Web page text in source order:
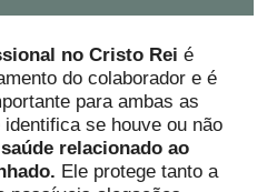
no Cristo Rei é
do colaborador e é
para ambas as
se houve ou não
saúde relacionado ao
Ele protege tanto a